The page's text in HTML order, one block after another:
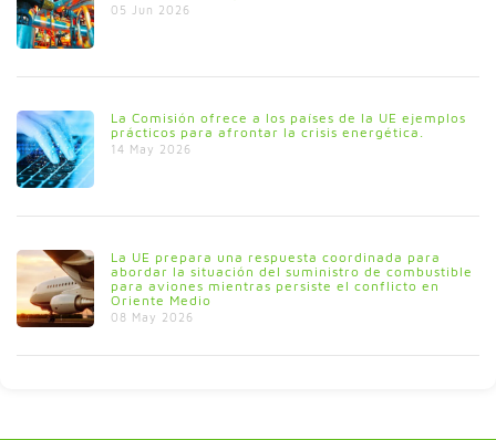
05 Jun 2026
La Comisión ofrece a los países de la UE ejemplos
prácticos para afrontar la crisis energética.
14 May 2026
La UE prepara una respuesta coordinada para
abordar la situación del suministro de combustible
para aviones mientras persiste el conflicto en
Oriente Medio
08 May 2026